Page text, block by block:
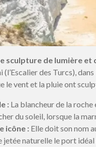
sculpture de lumière et
(l’Escalier des Turcs),
le vent et la pluie ont
: La blancheur de la
du soleil, lorsque la
icône : Elle doit son nom
naturelle le port idéal